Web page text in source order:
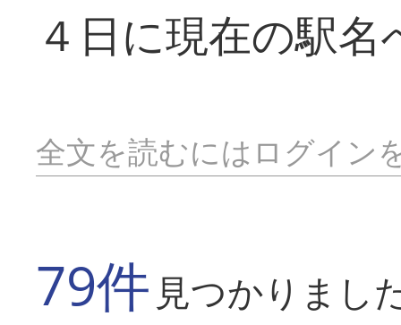
４日に現在の駅
全文を読むにはログイン
79件 見つかりまし